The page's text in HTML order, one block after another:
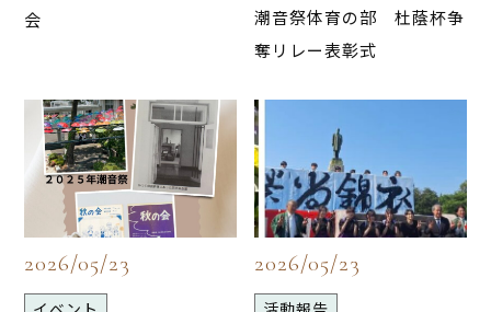
会
潮音祭体育の部 杜蔭杯争
奪リレー表彰式
2026/05/23 2026/05/23